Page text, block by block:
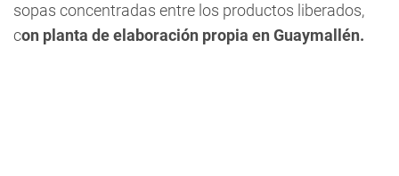
sopas concentradas entre los productos liberados,
con planta de elaboración propia en Guaymallén.